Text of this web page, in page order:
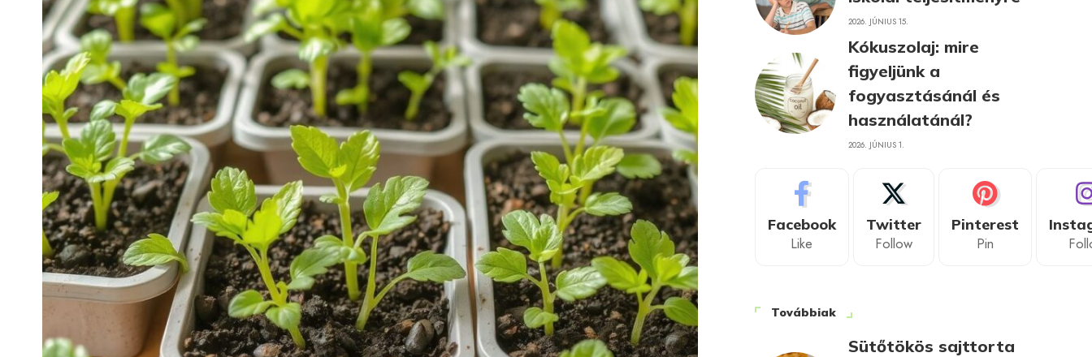
2026. JÚNIUS 15.
Kókuszolaj: mire
figyeljünk a
fogyasztásánál és
használatánál?
2026. JÚNIUS 1.
Facebook
Like
Twitter
Follow
Pinterest
Pin
Továbbiak
Sütőtökös sajttorta